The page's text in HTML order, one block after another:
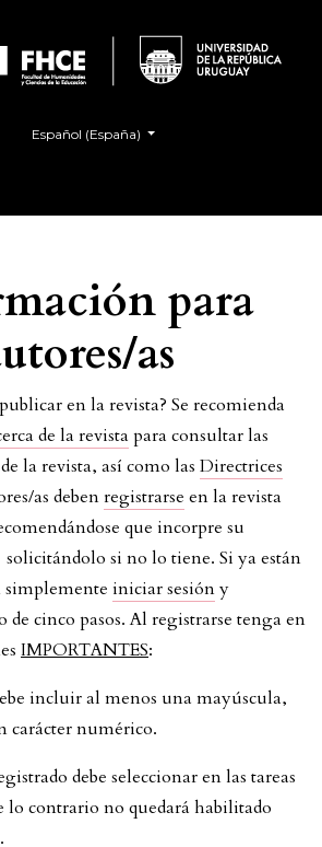
Español (España)
para
as
en la revista? Se recomienda
de la revista para consultar las
la revista, así como las Directrices
as debenregistrarse en la revista
que incorpre su
solicitándolo si no lo tiene. Si ya están
simplemente iniciar sesióny
de cinco pasos. Al registrarse tenga en
IMPORTANTES:
incluir al menos una mayúscula,
carácter numérico.
debe seleccionar en las tareas
lo contrario no quedará habilitado